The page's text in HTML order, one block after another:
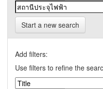
Start a new search
Add filters:
Use filters to refine the